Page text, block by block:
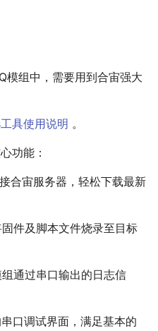
模组中，需要用到合宙强大
具使用说明 。
功能：
合宙服务器，轻松下载最新
件及脚本文件烧录至目标
通过串口输出的日志信
口调试界面，满足基本的